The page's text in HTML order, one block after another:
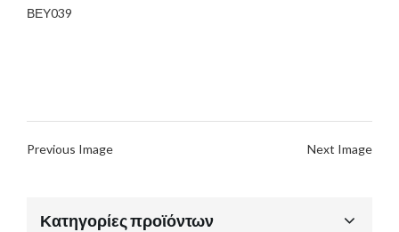
ΒΕΥ039
Previous Image Next Image
Κατηγορίες προϊόντων